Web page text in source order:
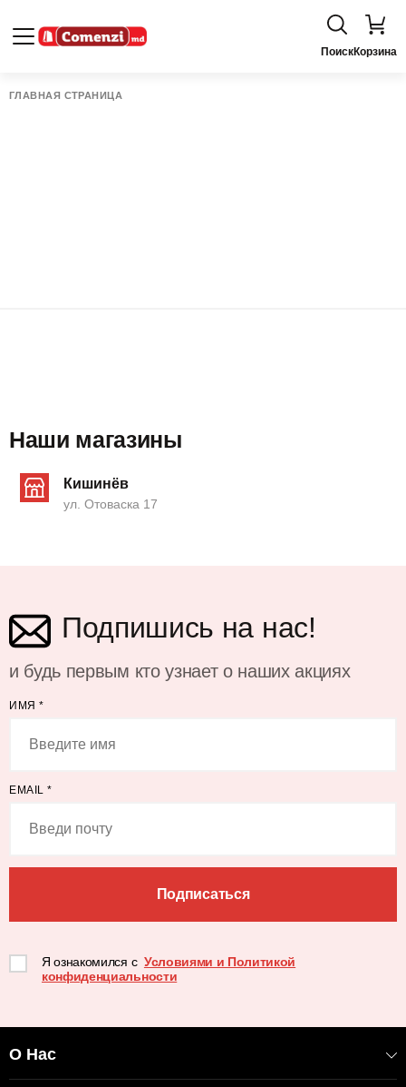
ПоискКорзина
ГЛАВНАЯ СТРАНИЦА
Наши магазины
Кишинёв
ул. Отоваска 17
Подпишись на нас!
и будь первым кто узнает о наших акциях
ИМЯ *
EMAIL *
Подписаться
Я ознакомился с Условиями и Политикой
конфиденциальности
О Нас